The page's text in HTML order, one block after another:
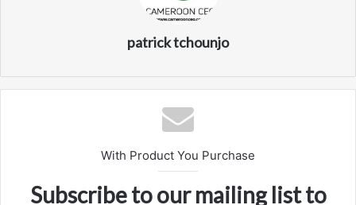
patrick tchounjo
With Product You Purchase
Subscribe to our mailing list to